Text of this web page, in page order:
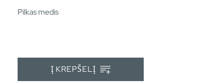
Pilkas medis
Į KREPŠELĮ